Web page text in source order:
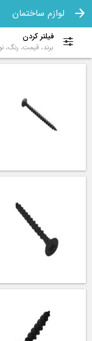
لوازم ساختمان
فیلتر کردن
برند، قیمت، رنگ،